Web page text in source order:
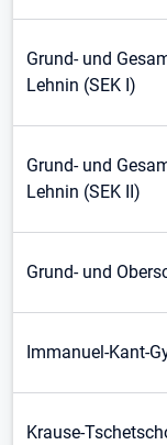
Grund- und
Lehnin (SEK I)
Grund- und
Lehnin (SEK II)
Grund- und
Immanuel-Kant-
Krause-